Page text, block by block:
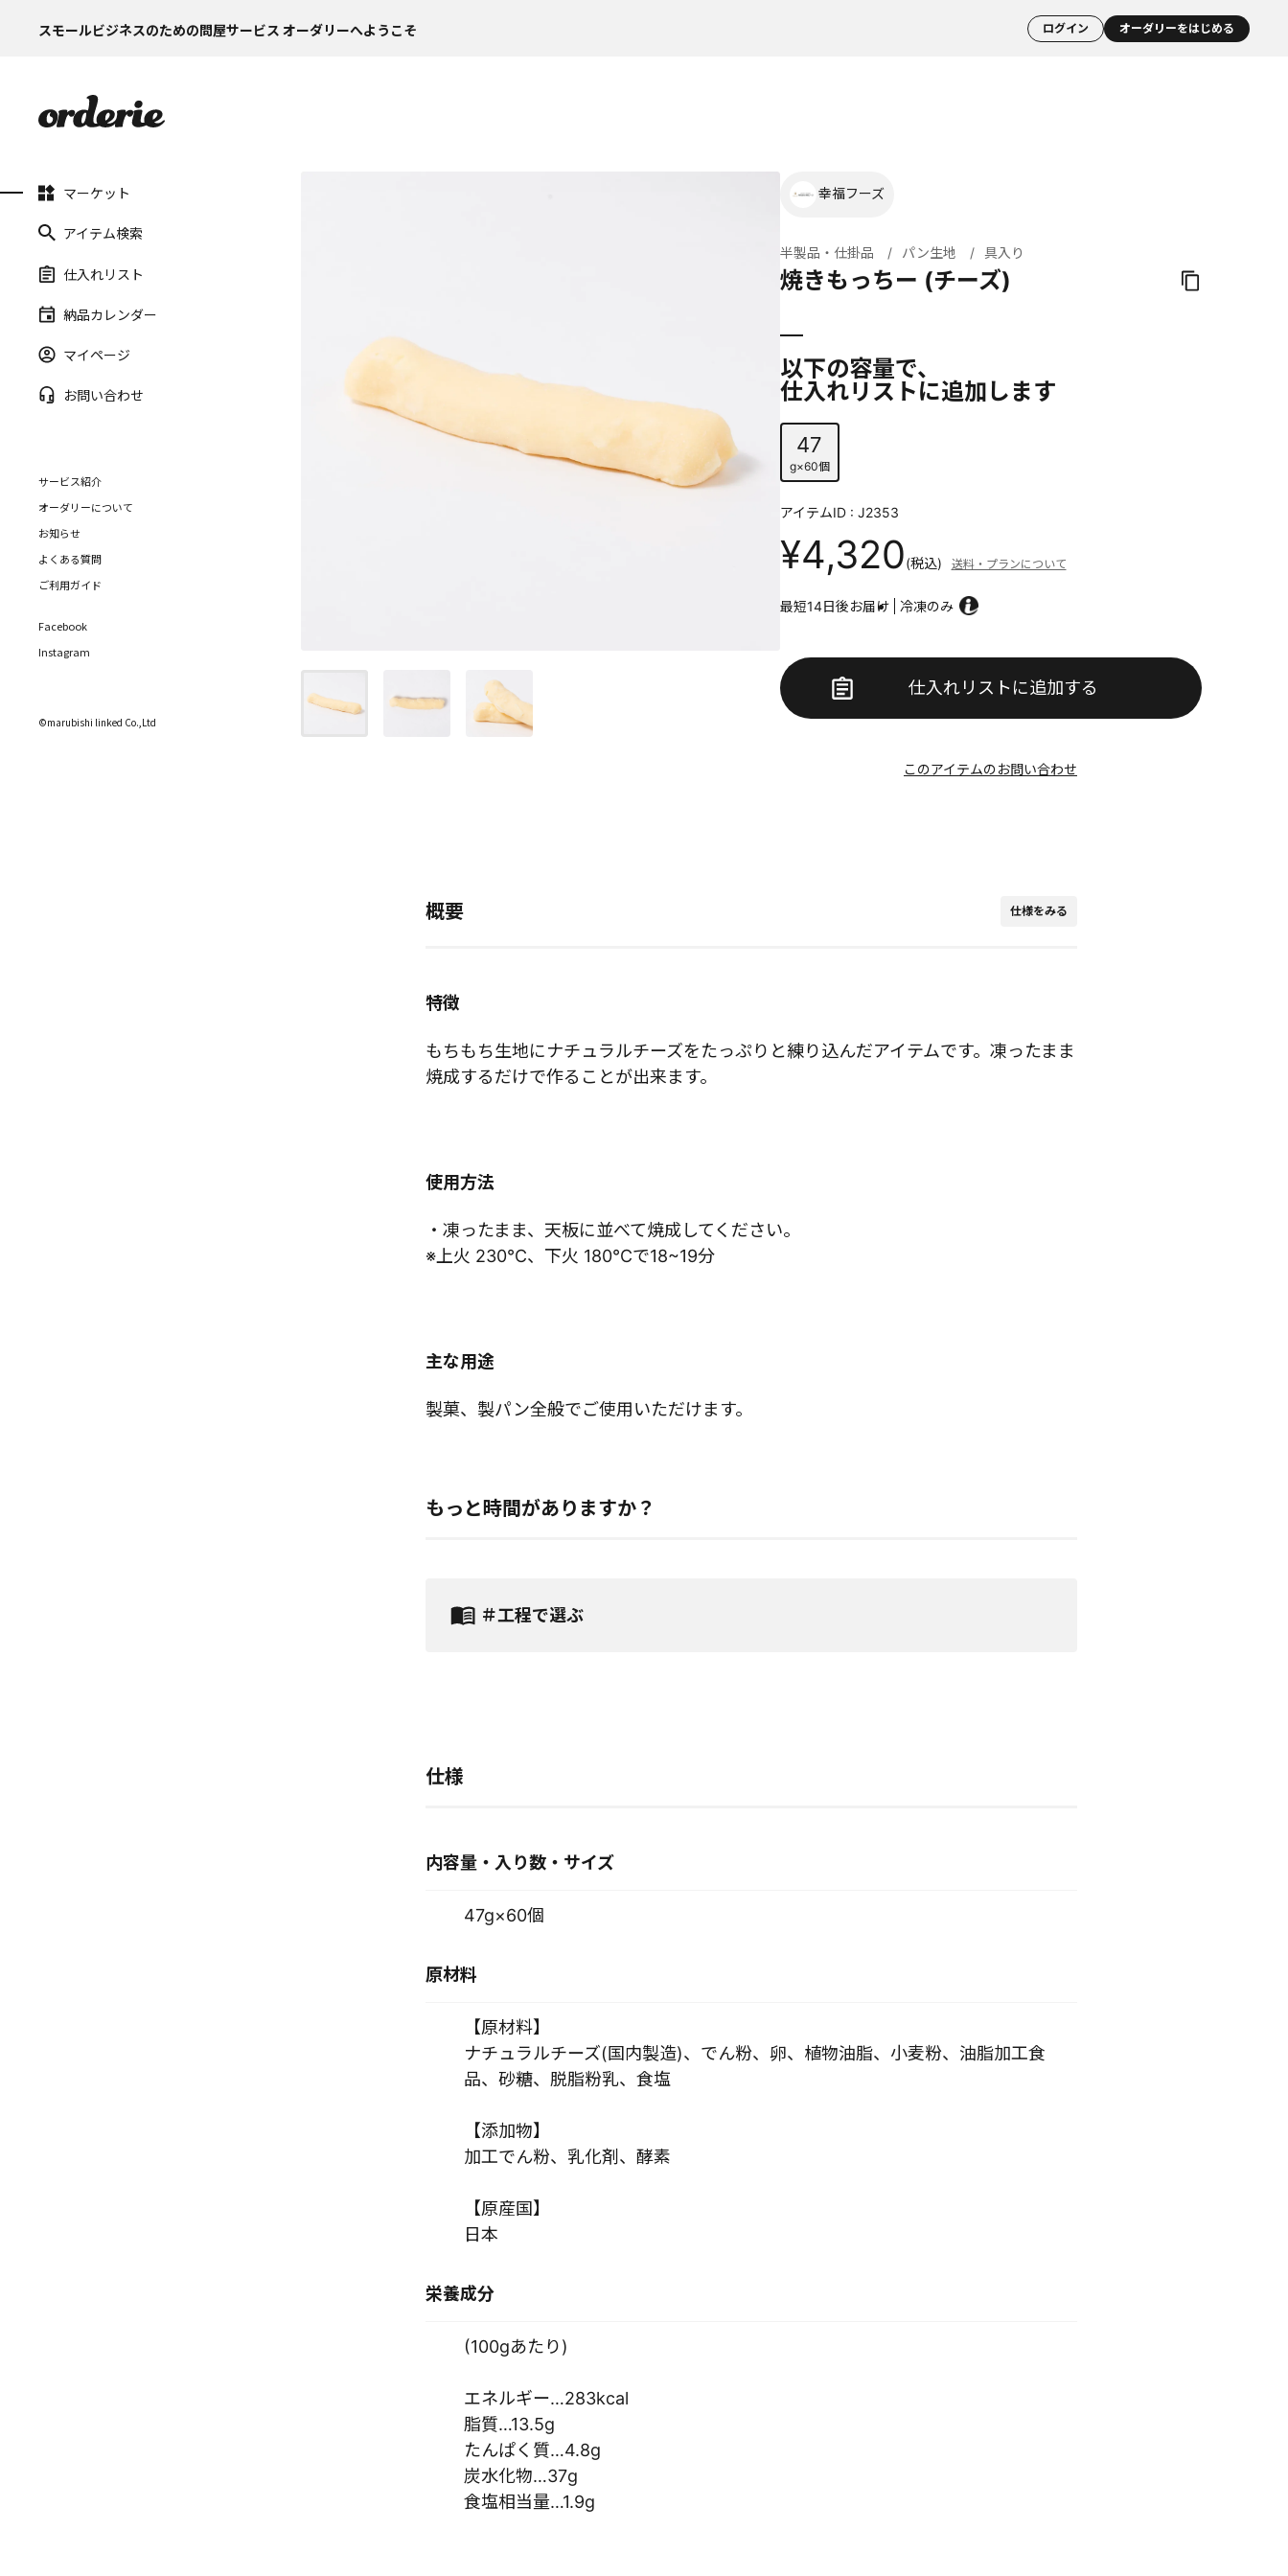
スモールビジネスのための問屋サービス オーダリーへようこそ ログイン オーダリーをはじめる
マーケット
アイテム検索
仕入れリスト
納品カレンダー
マイページ
お問い合わせ
サービス紹介
オーダリーについて
お知らせ
よくある質問
ご利用ガイド
Facebook
Instagram
©marubishi linked Co.,Ltd
幸福フーズ
半製品・仕掛品 パン生地 具入り
焼きもっちー (チーズ)
以下の容量で、
仕入れリストに追加します
47
g×60個
アイテムID : J2353
¥4,320(税込) 送料・プランについて
最短14日後お届け 冷凍のみ
仕入れリストに追加する
このアイテムのお問い合わせ
概要 仕様をみる
特徴
もちもち生地にナチュラルチーズをたっぷりと練り込んだアイテムです。凍ったまま
焼成するだけで作ることが出来ます。
使用方法
・凍ったまま、天板に並べて焼成してください。
※上火 230℃、下火 180℃で18~19分
主な用途
製菓、製パン全般でご使用いただけます。
もっと時間がありますか？
＃工程で選ぶ
仕様
内容量・入り数・サイズ
47g×60個
原材料
【原材料】
ナチュラルチーズ(国内製造)、でん粉、卵、植物油脂、小麦粉、油脂加工食
品、砂糖、脱脂粉乳、食塩
【添加物】
加工でん粉、乳化剤、酵素
【原産国】
日本
栄養成分
(100gあたり)
エネルギー…283kcal
脂質…13.5g
たんぱく質…4.8g
炭水化物…37g
食塩相当量…1.9g